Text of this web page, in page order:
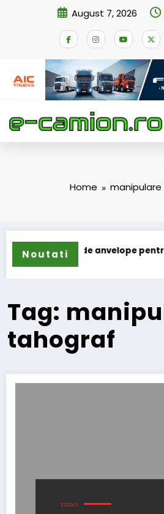
August 7, 2026
Home
Noutati
gama de anvelope pentru
Tag:
tahograf
ENEWS